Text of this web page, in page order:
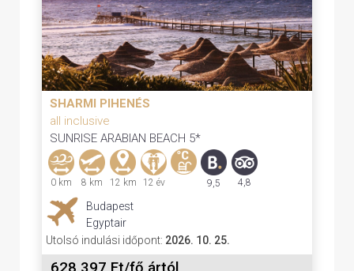
SHARMI PIHENÉS
all inclusive
SUNRISE ARABIAN BEACH 5*
0 km 8 km 12 km 12 év 9,5 4,8
Budapest
Egyptair
Utolsó indulási időpont: 2026. 10. 25.